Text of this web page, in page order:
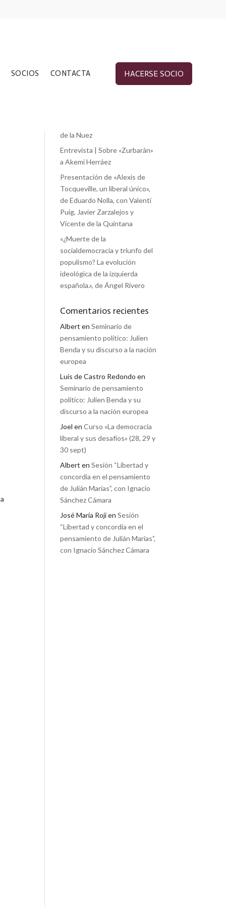
SOCIOS CONTACTA HACERSE SOCIO
Entradas recientes
«Cánovas y los problemas de
de la Nuez
Entrevista | Sobre «Zurbarán»
a Akemi Herráez
Presentación de «Alexis de
Tocqueville, un liberal único»,
de Eduardo Nolla, con Valentí
Puig, Javier Zarzalejos y
Vicente de la Quintana
«¿Muerte de la
socialdemocracia y triunfo del
populismo? La evolución
ideológica de la izquierda
española.», de Ángel Rivero
Comentarios recientes
Albert enSeminario de
pensamiento político: Julien
Benda y su discurso a la nación
europea
Luis de Castro Redondo en
Seminario de pensamiento
político: Julien Benda y su
discurso a la nación europea
Joel enCurso «La democracia
liberal y sus desafíos» (28, 29 y
30 sept)
Albert enSesión “Libertad y
concordia en el pensamiento
de Julián Marías”, con Ignacio
Sánchez Cámara
José María RojíenSesión
“Libertad y concordia en el
pensamiento de Julián Marías”,
con Ignacio Sánchez Cámara